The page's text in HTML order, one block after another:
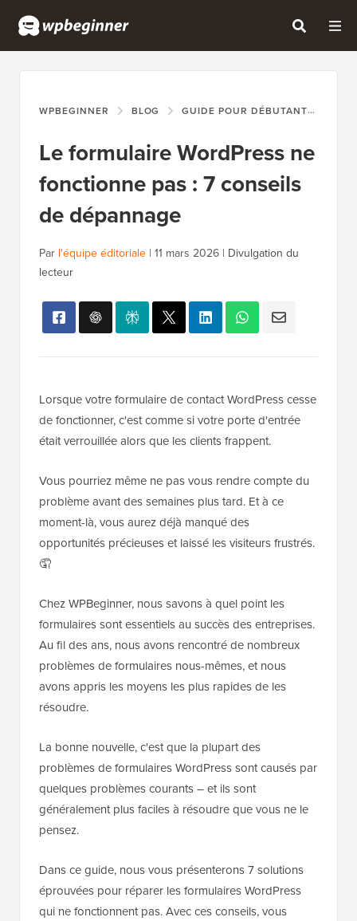
WPBEGINNER BLOG GUIDE POUR DÉBUTANTS
Le formulaire WordPress ne
fonctionne pas : 7 conseils
de dépannage
Par l'équipe éditoriale | 11 mars 2026 | Divulgation du
lecteur
Lorsque votre formulaire de contact WordPress cesse
de fonctionner, c'est comme si votre porte d'entrée
était verrouillée alors que les clients frappent.
Vous pourriez même ne pas vous rendre compte du
problème avant des semaines plus tard. Et à ce
moment-là, vous aurez déjà manqué des
opportunités précieuses et laissé les visiteurs frustrés.
🤦
Chez WPBeginner, nous savons à quel point les
formulaires sont essentiels au succès des entreprises.
Au fil des ans, nous avons rencontré de nombreux
problèmes de formulaires nous-mêmes, et nous
avons appris les moyens les plus rapides de les
résoudre.
La bonne nouvelle, c'est que la plupart des
problèmes de formulaires WordPress sont causés par
quelques problèmes courants – et ils sont
généralement plus faciles à résoudre que vous ne le
pensez.
Dans ce guide, nous vous présenterons 7 solutions
éprouvées pour réparer les formulaires WordPress
qui ne fonctionnent pas. Avec ces conseils, vous